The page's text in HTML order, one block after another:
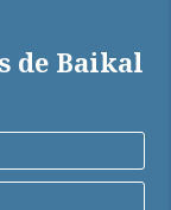
de Baikal